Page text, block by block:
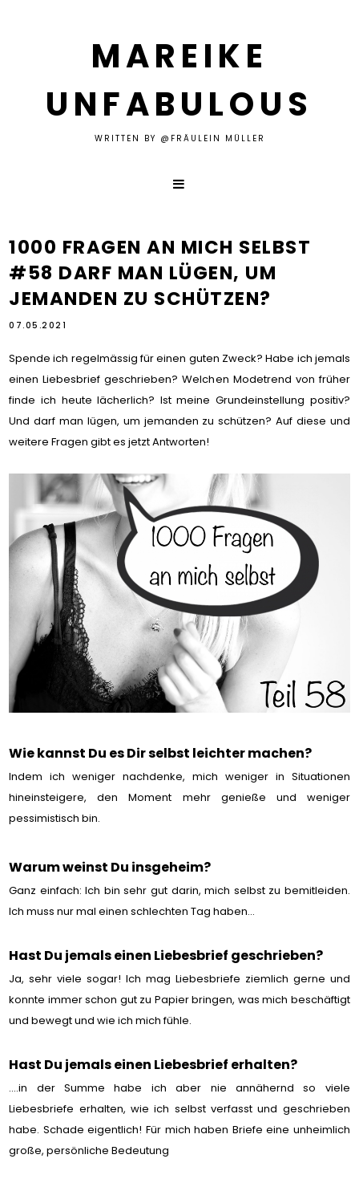
MAREIKE
UNFABULOUS
WRITTEN BY @FRÄULEIN MÜLLER
1000 FRAGEN AN MICH SELBST
#58 DARF MAN LÜGEN, UM
JEMANDEN ZU SCHÜTZEN?
07.05.2021
Spende ich regelmässig für einen guten Zweck? Habe ich jemals
einen Liebesbrief geschrieben? Welchen Modetrend von früher
finde ich heute lächerlich? Ist meine Grundeinstellung positiv?
Und darf man lügen, um jemanden zu schützen? Auf diese und
weitere Fragen gibt es jetzt Antworten!
Wie kannst Du es Dir selbst leichter machen?
Indem ich weniger nachdenke, mich weniger in Situationen
hineinsteigere, den Moment mehr genieße und weniger
pessimistisch bin.
Warum weinst Du insgeheim?
Ganz einfach: Ich bin sehr gut darin, mich selbst zu bemitleiden.
Ich muss nur mal einen schlechten Tag haben...
Hast Du jemals einen Liebesbrief geschrieben?
Ja, sehr viele sogar! Ich mag Liebesbriefe ziemlich gerne und
konnte immer schon gut zu Papier bringen, was mich beschäftigt
und bewegt und wie ich mich fühle.
Hast Du jemals einen Liebesbrief erhalten?
....in der Summe habe ich aber nie annähernd so viele
Liebesbriefe erhalten, wie ich selbst verfasst und geschrieben
habe. Schade eigentlich! Für mich haben Briefe eine unheimlich
große, persönliche Bedeutung